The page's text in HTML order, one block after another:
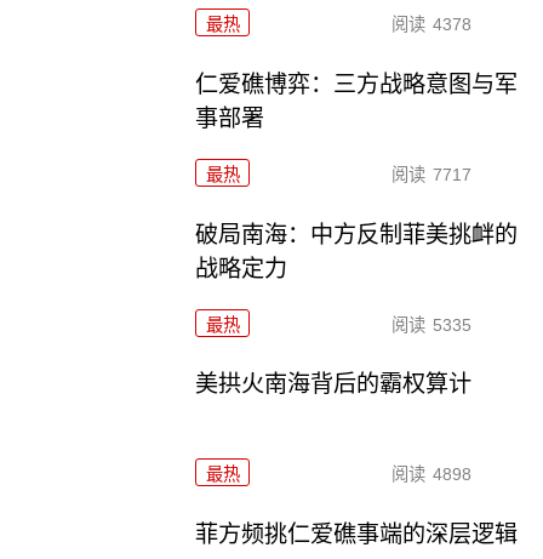
最热 阅读 4378
仁爱礁博弈：三方战略意图与军
事部署
最热 阅读 7717
破局南海：中方反制菲美挑衅的
战略定力
最热 阅读 5335
美拱火南海背后的霸权算计
最热 阅读 4898
菲方频挑仁爱礁事端的深层逻辑